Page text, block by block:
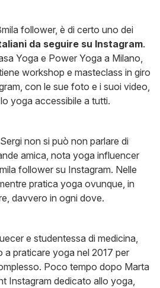
follower, è di certo uno dei
da seguire su Instagram.
Yoga e Power Yoga a Milano,
workshop e masteclass in giro
con le sue foto e i suoi video,
yoga accessibile a tutti.
non si può non parlare di
amica, nota yoga influencer
follower su Instagram. Nelle
pratica yoga ovunque, in
davvero in ogni dove.
e studentessa di medicina,
a praticare yoga nel 2017 per
Poco tempo dopo Marta
Instagram dedicato allo yoga,